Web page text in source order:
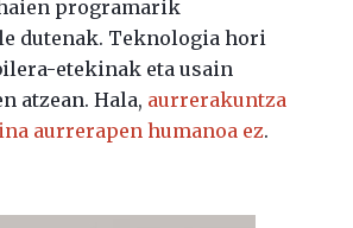
programarik
dutenak. Teknologia hori
etekinak eta usain
atzean. Hala, aurrerakuntza
aurrerapen humanoa ez.